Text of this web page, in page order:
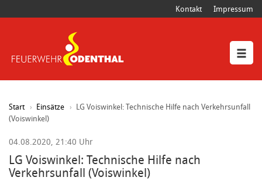
Kontakt Impressum
Start Einsätze
LG Voiswinkel: Technische Hilfe nach Verkehrsunfall
(Voiswinkel)
04.08.2020, 21:40 Uhr
LG Voiswinkel: Technische Hilfe nach
Verkehrsunfall (Voiswinkel)